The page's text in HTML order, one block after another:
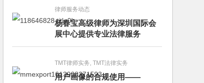
律师服务动态
杨春宝高级律师为深圳国际会
展中心提供专业法律服务
TMT律师实务, TMT法律实务
用户画像的合规使用——